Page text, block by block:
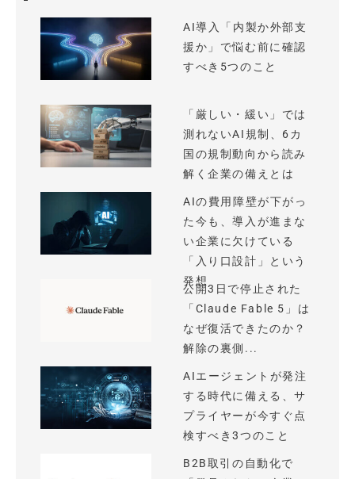
AI導入「内製か外部支
援か」で悩む前に確認
すべき5つのこと
「厳しい・緩い」では
測れないAI規制、6カ
国の規制動向から読み
解く企業の備えとは
AIの費用障壁が下がっ
た今も、導入が進まな
い企業に欠けている
「入り口設計」という
発想
公開3日で停止された
「Claude Fable 5」は
なぜ復活できたのか？
解除の裏側...
AIエージェントが発注
する時代に備える、サ
プライヤーが今すぐ点
検すべき3つのこと
B2B取引の自動化で